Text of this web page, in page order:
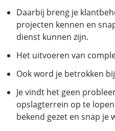
Daarbij breng je
projecten kennen en
dienst kunnen zijn.
Het uitvoeren van
Ook word je betrokken
Je vindt het geen
opslagterrein op te
bekend gezet en snap je